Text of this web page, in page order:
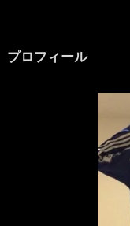
プロフィール